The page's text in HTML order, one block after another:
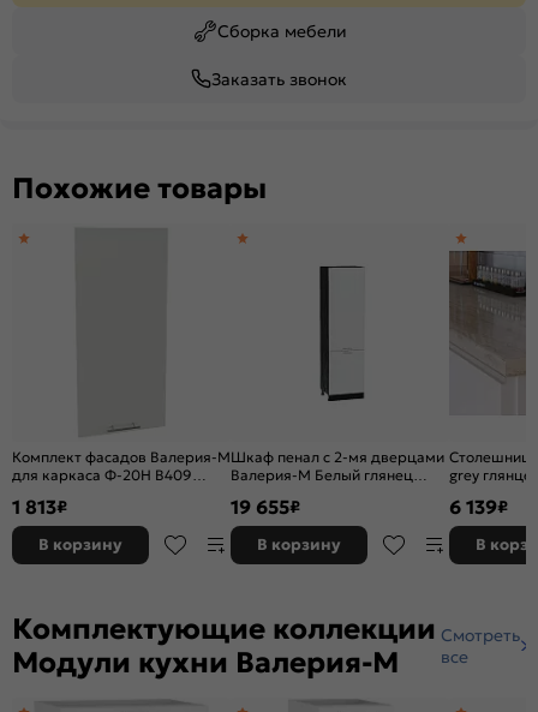
Сборка мебели
Заказать звонок
Похожие товары
Комплект фасадов Валерия-М
для каркаса Ф-20Н В409
1 813₽
В корзину
Шкаф пенал с 2-мя дверцами
Валерия-М Белый глянец
19 655₽
В корзину
grey
6 139₽
В
Комплектующие коллекции
Модули кухни Валерия-М
Смотреть
все